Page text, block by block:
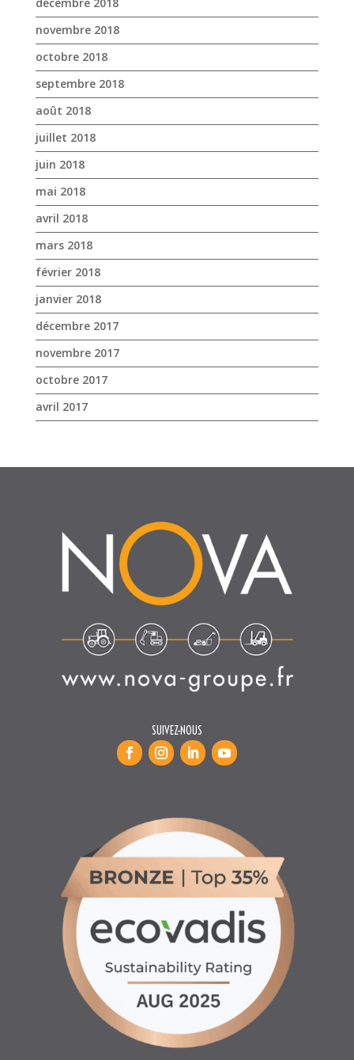
décembre 2018
novembre 2018
octobre 2018
septembre 2018
août 2018
juillet 2018
juin 2018
mai 2018
avril 2018
mars 2018
février 2018
janvier 2018
décembre 2017
novembre 2017
octobre 2017
avril 2017
SUIVEZ-NOUS